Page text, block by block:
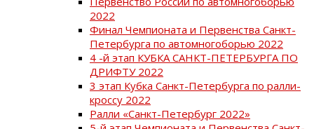
2022
Финал Чемпионата и Первенства Санкт-
Петербурга по автомногоборью 2022
4 -й этап КУБКА САНКТ-ПЕТЕРБУРГА ПО
ДРИФТУ 2022
3 этап Кубка Санкт-Петербурга по ралли-
кроссу 2022
Ралли «Санкт-Петербург 2022»